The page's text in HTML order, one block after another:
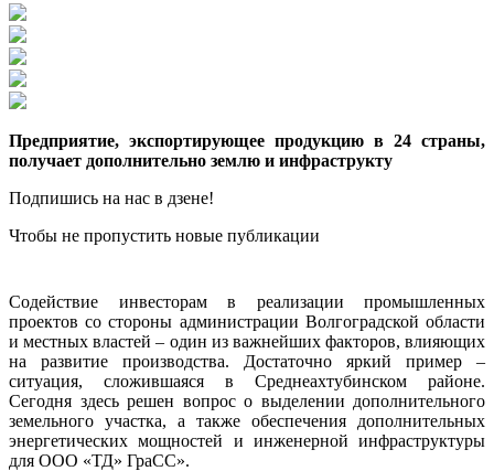
Предприятие, экспортирующее продукцию в 24 страны,
получает дополнительно землю и инфраструкту
Подпишись на нас в дзене!
Чтобы не пропустить новые публикации
Содействие инвесторам в реализации промышленных
проектов со стороны администрации Волгоградской области
и местных властей – один из важнейших факторов, влияющих
на развитие производства. Достаточно яркий пример –
ситуация, сложившаяся в Среднеахтубинском районе.
Сегодня здесь решен вопрос о выделении дополнительного
земельного участка, а также обеспечения дополнительных
энергетических мощностей и инженерной инфраструктуры
для ООО «ТД» ГраСС».